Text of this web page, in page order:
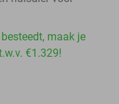
maak je
€1.329!